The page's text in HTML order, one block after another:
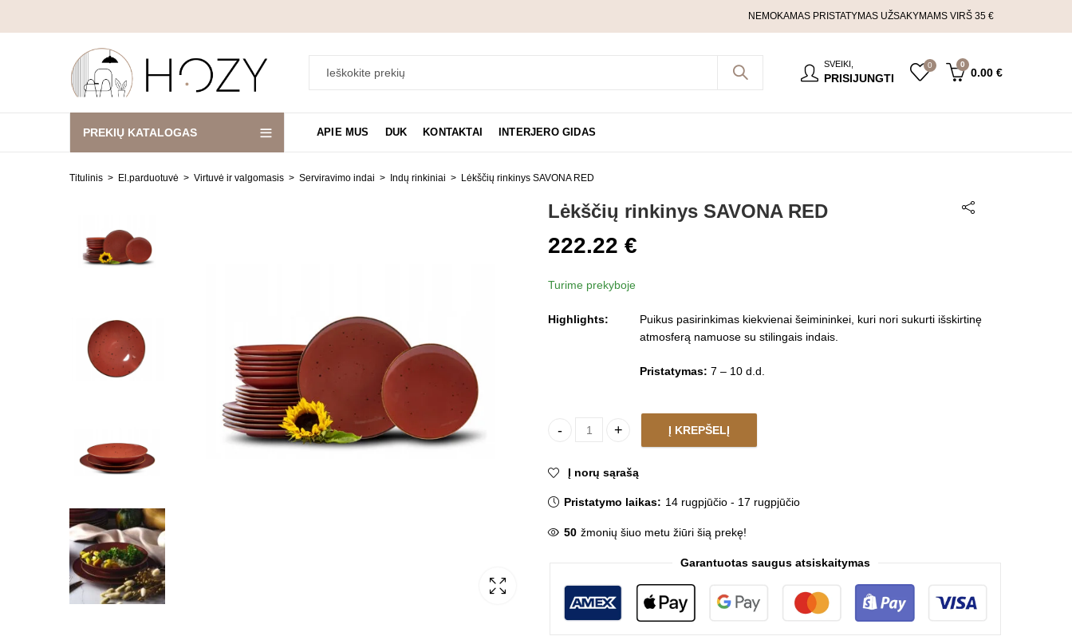
NEMOKAMAS PRISTATYMAS UŽSAKYMAMS VIRŠ 35 €
SVEIKI,
PRISIJUNGTI
0 0
0.00 €
PREKIŲ KATALOGAS APIE MUS DUK KONTAKTAI INTERJERO GIDAS
Titulinis El.parduotuvė Virtuvė ir valgomasis Serviravimo indai Indų rinkiniai Lėkščių rinkinys SAVONA RED
Lėkščių rinkinys SAVONA RED
222.22 €
Turime prekyboje
Highlights:
Puikus pasirinkimas kiekvienai šeimininkei, kuri nori sukurti išskirtinę
atmosferą namuose su stilingais indais.
Pristatymas: 7 – 10 d.d.
Lėkščių rinkinys SAVONA RED quantity
Į KREPŠELĮ
Į norų sąrašą
Pristatymo laikas: 14 rugpjūčio - 17 rugpjūčio
50 žmonių šiuo metu žiūri šią prekę!
Garantuotas saugus atsiskaitymas